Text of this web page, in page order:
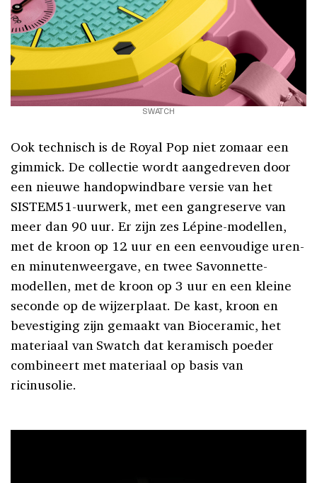
SWATCH
Ook technisch is de Royal Pop niet zomaar een
gimmick. De collectie wordt aangedreven door
een nieuwe handopwindbare versie van het
SISTEM51-uurwerk, met een gangreserve van
meer dan 90 uur. Er zijn zes Lépine-modellen,
met de kroon op 12 uur en een eenvoudige uren-
en minutenweergave, en twee Savonnette-
modellen, met de kroon op 3 uur en een kleine
seconde op de wijzerplaat. De kast, kroon en
bevestiging zijn gemaakt van Bioceramic, het
materiaal van Swatch dat keramisch poeder
combineert met materiaal op basis van
ricinusolie.